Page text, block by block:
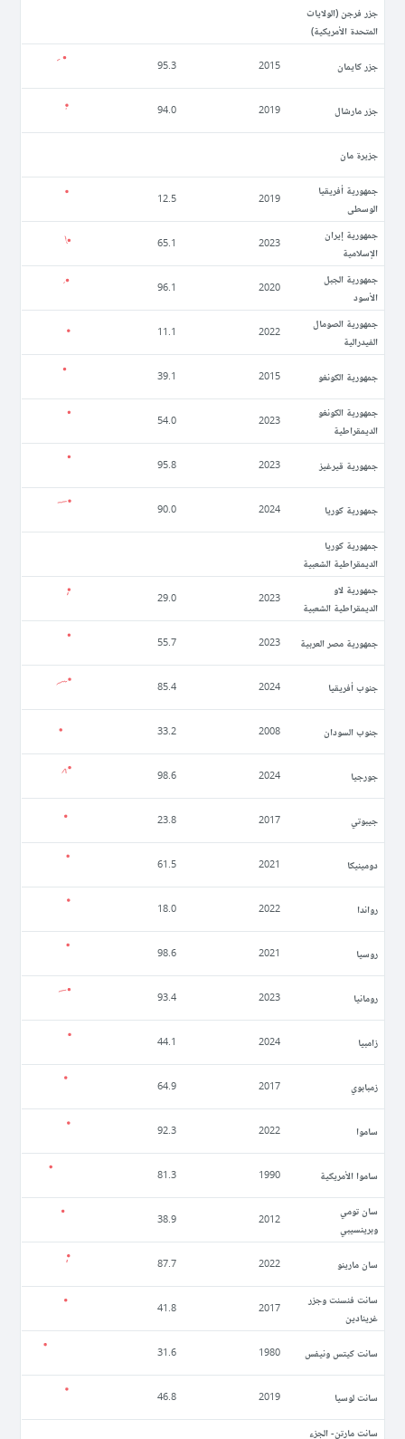
جزر فرجن (الولايات
المتحدة الأمريكية)
جزر كايمان 2015
95.3
جزر مارشال 2019
94.0
جزيرة مان
جمهورية أفريقيا
الوسطى
2019
12.5
جمهورية إيران
الإسلامية
2023
65.1
جمهورية الجبل
الأسود
2020
96.1
جمهورية الصومال
الفيدرالية
2022
11.1
جمهورية الكونغو 2015
39.1
جمهورية الكونغو
الديمقراطية
2023
54.0
جمهورية قيرغيز 2023
95.8
جمهورية كوريا 2024
90.0
جمهورية كوريا
الديمقراطية الشعبية
جمهورية لاو
الديمقراطية الشعبية
2023
29.0
جمهورية مصر العربية 2023
55.7
جنوب أفريقيا 2024
85.4
جنوب السودان 2008
33.2
جورجيا 2024
98.6
جيبوتي 2017
23.8
دومينيكا 2021
61.5
رواندا 2022
18.0
روسيا 2021
98.6
رومانيا 2023
93.4
زامبيا 2024
44.1
زمبابوي 2017
64.9
ساموا 2022
92.3
ساموا الأمريكية 1990
81.3
سان تومي
وبرينسيبي
2012
38.9
سان مارينو 2022
87.7
سانت فنسنت وجزر
غرينادين
2017
41.8
سانت كيتس ونيفس 1980
31.6
سانت لوسيا 2019
46.8
سانت مارتن- الجزء